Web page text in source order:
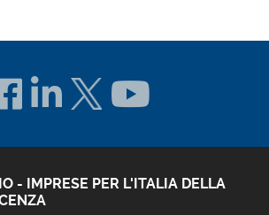
- IMPRESE PER L'ITALIA DELLA